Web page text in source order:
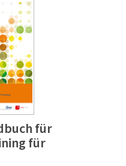
für
für